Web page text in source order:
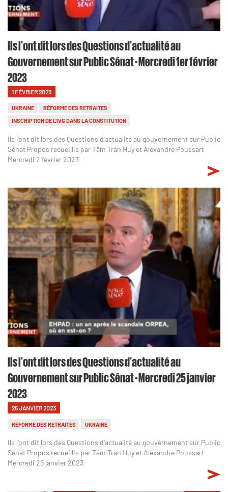
Ils l'ont dit lors des Questions d'actualité au
Gouvernement sur Public Sénat - Mercredi 1er février
2023
1 FÉVRIER 2023
UKRAINE
RÉFORME DES RETRAITES
INSCRIPTION DE L'IVG DANS LA CONSTITUTION
Ils l'ont dit lors des Questions d'actualité au gouvernement sur Public
Sénat Propos recueillis par Tâm Tran Huy et Alexandre Poussart
Mercredi 2 février 2023
Ils l'ont dit lors des Questions d'actualité au
Gouvernement sur Public Sénat - Mercredi 25 janvier
2023
25 JANVIER 2023
RÉFORME DES RETRAITES UKRAINE
Ils l'ont dit lors des Questions d'actualité au gouvernement sur Public
Sénat Propos recueillis par Tâm Tran Huy et Alexandre Poussart
Mercredi 25 janvier 2023